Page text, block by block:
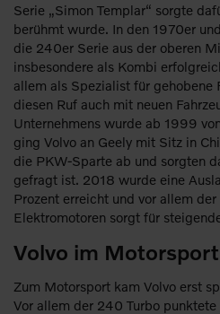
Serie „Simon Templar“ sorgte
berühmt wurde. In den 1970er
die 240er Serie aus der oberen
insbesondere als Kombi
allem als Spezialist für gehobene
diesen Ruf auch mit neuen
Unternehmens wurde ab 1999
ging Volvo an Geely mit Sitz in
die PKW-Sparte ab und sorgten
gefragt ist. 2018 wurde eine
Prozent erreicht und vor allem
Elektromotoren sorgt für
Volvo im Motorsport
Zum Motorsport kam Volvo erst
Vor allem der 240 Turbo punktete